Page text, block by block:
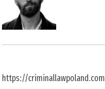
https://criminallawpoland.com